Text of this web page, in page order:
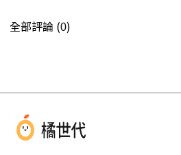
全部評論 (0)